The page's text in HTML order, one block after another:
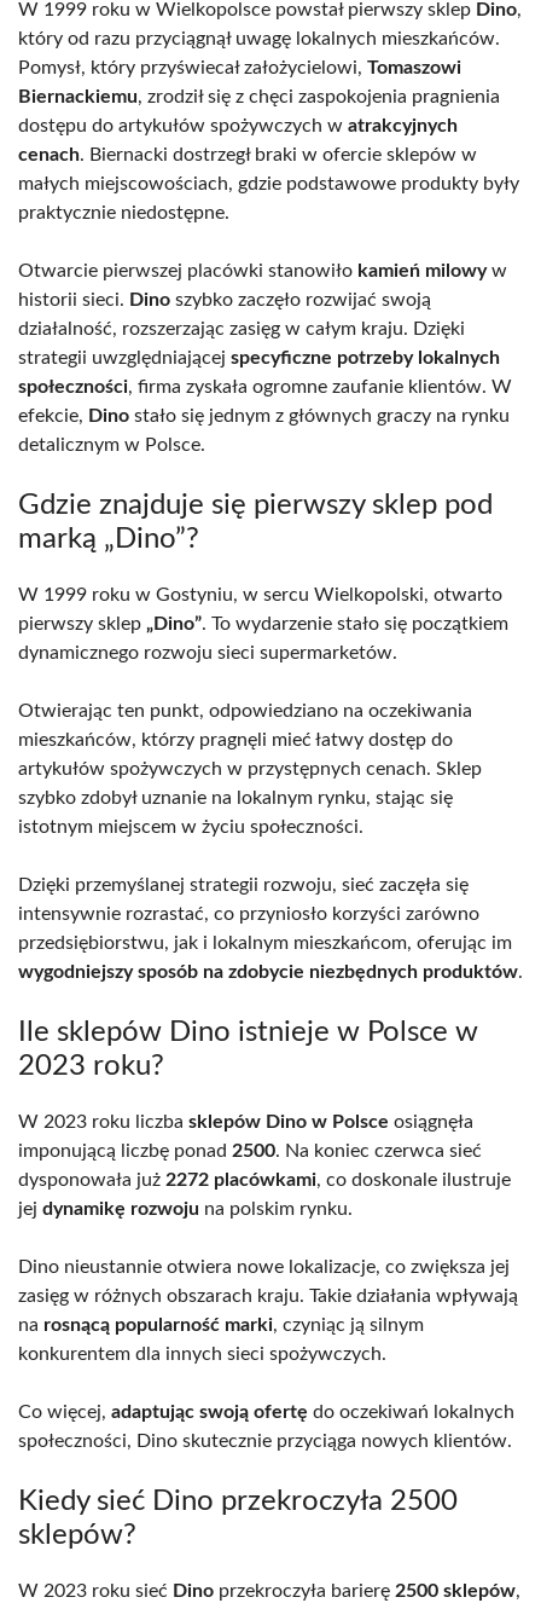
W 1999 roku w Wielkopolsce powstał pierwszy sklep Dino,
który od razu przyciągnął uwagę lokalnych mieszkańców.
Pomysł, który przyświecał założycielowi, Tomaszowi
Biernackiemu, zrodził się z chęci zaspokojenia pragnienia
dostępu do artykułów spożywczych w atrakcyjnych
cenach. Biernacki dostrzegł braki w ofercie sklepów w
małych miejscowościach, gdzie podstawowe produkty były
praktycznie niedostępne.
Otwarcie pierwszej placówki stanowiło kamień milowyw
historii sieci. Dino szybko zaczęło rozwijać swoją
działalność, rozszerzając zasięg w całym kraju. Dzięki
strategii uwzględniającej specyficzne potrzeby lokalnych
społeczności, firma zyskała ogromne zaufanie klientów. W
efekcie, Dino stało się jednym z głównych graczy na rynku
detalicznym w Polsce.
Gdzie znajduje się pierwszy sklep pod
marką „Dino”?
W 1999 roku w Gostyniu, w sercu Wielkopolski, otwarto
pierwszy sklep „Dino”. To wydarzenie stało się początkiem
dynamicznego rozwoju sieci supermarketów.
Otwierając ten punkt, odpowiedziano na oczekiwania
mieszkańców, którzy pragnęli mieć łatwy dostęp do
artykułów spożywczych w przystępnych cenach. Sklep
szybko zdobył uznanie na lokalnym rynku, stając się
istotnym miejscem w życiu społeczności.
Dzięki przemyślanej strategii rozwoju, sieć zaczęła się
intensywnie rozrastać, co przyniosło korzyści zarówno
przedsiębiorstwu, jak i lokalnym mieszkańcom, oferując im
wygodniejszy sposób na zdobycie niezbędnych produktów.
Ile sklepów Dino istnieje w Polsce w
2023 roku?
W 2023 roku liczba sklepów Dino w Polsce osiągnęła
imponującą liczbę ponad 2500. Na koniec czerwca sieć
dysponowała już 2272 placówkami, co doskonale ilustruje
jej dynamikę rozwoju na polskim rynku.
Dino nieustannie otwiera nowe lokalizacje, co zwiększa jej
zasięg w różnych obszarach kraju. Takie działania wpływają
na rosnącą popularność marki, czyniąc ją silnym
konkurentem dla innych sieci spożywczych.
Co więcej, adaptując swoją ofertę do oczekiwań lokalnych
społeczności, Dino skutecznie przyciąga nowych klientów.
Kiedy sieć Dino przekroczyła 2500
sklepów?
W 2023 roku sieć Dino przekroczyła barierę 2500 sklepów,